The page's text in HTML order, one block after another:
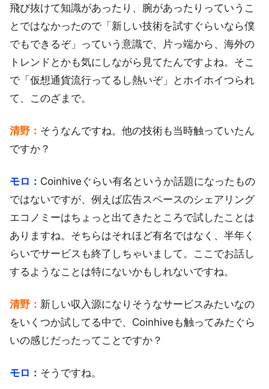
飛び抜けて知識があったり、腕があったりっていうこ
とではなかったので「新しい技術を試すぐらいなら僕
でもできるぞ」っていう意識で、片っ端から、海外の
トレンドとかも気にしながら見てたんですよね。そこ
で「仮想通貨流行ってるし熱いぞ」とホイホイつられ
て、このざまで。
清野： そうなんですね。他の技術も当時触っていたん
ですか？
モロ： Coinhiveぐらい有名というか話題になったもの
ではないですが、例えば広告スペースのシェアリング
エコノミーはちょっと出てきたところで試したことは
ありますね。そちらはそれほど有名ではなく、半年く
らいでサービスも終了しちゃいまして。ここでお話し
するようなことは特にないかもしれないですね。
清野： 新しい収入源になりそうなサービスみたいなの
をいくつか試してる中で、Coinhiveも触ってみたぐら
いの感じだったってことですか？
モロ： そうですね。